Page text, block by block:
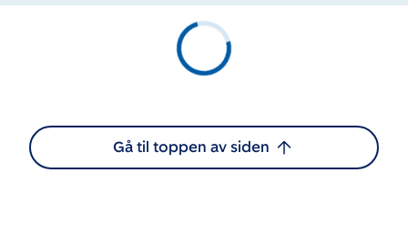
Gå til toppen av siden